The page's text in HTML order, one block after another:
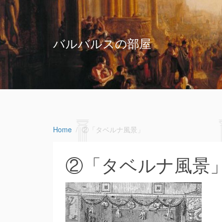
バルバルスの部屋
Home ②「タベルナ風景」
②「タベルナ風景